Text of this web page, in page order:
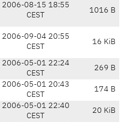
2006-08-15 18:55
CEST
1016 B
2006-09-04 20:55
CEST
16 KiB
2006-05-01 22:24
CEST
269 B
2006-05-01 20:43
CEST
174 B
2006-05-01 22:40
CEST
20 KiB